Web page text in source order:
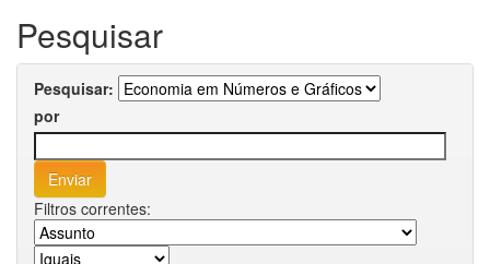
Pesquisar
Pesquisar:
por
Filtros correntes: